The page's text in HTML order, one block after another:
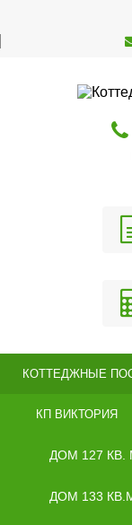
КОТТЕДЖНЫЕ
КП ВИКТОРИЯ
ДОМ 127 КВ.
ДОМ 133